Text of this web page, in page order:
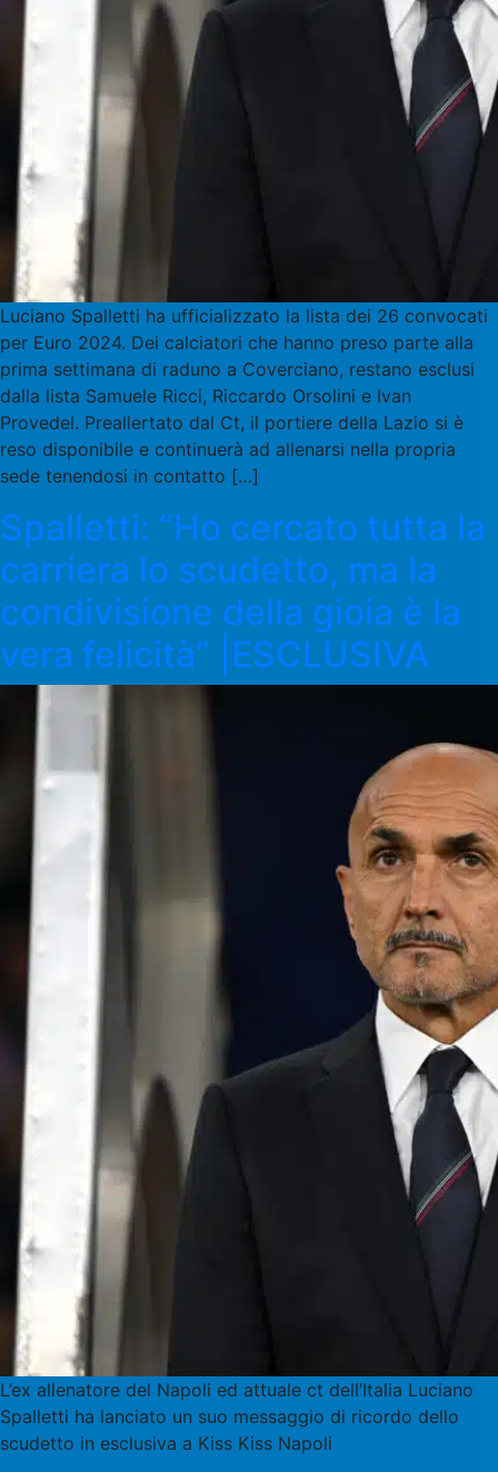
Luciano Spalletti ha ufficializzato la lista dei 26 convocati
per Euro 2024. Dei calciatori che hanno preso parte alla
prima settimana di raduno a Coverciano, restano esclusi
dalla lista Samuele Ricci, Riccardo Orsolini e Ivan
Provedel. Preallertato dal Ct, il portiere della Lazio si è
reso disponibile e continuerà ad allenarsi nella propria
sede tenendosi in contatto […]
Spalletti: “Ho cercato tutta la
carriera lo scudetto, ma la
condivisione della gioia è la
vera felicità” |ESCLUSIVA
L’ex allenatore del Napoli ed attuale ct dell’Italia Luciano
Spalletti ha lanciato un suo messaggio di ricordo dello
scudetto in esclusiva a Kiss Kiss Napoli